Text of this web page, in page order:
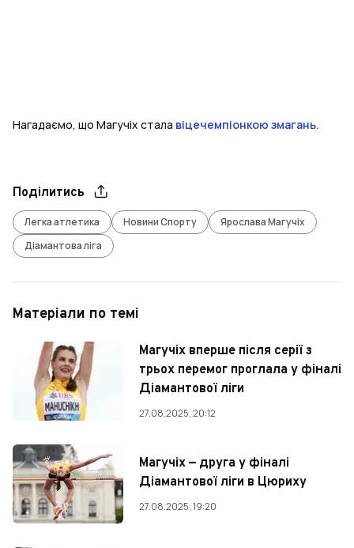
Нагадаємо, що Магучіх стала віцечемпіонкою змагань.
Поділитись
Легка атлетика Новини Спорту
Ярослава Магучіх
Діамантова ліга
Матеріали по темі
Магучіх вперше після серії з
трьох перемог проглала у фіналі
Діамантової ліги
27.08.2025, 20:12
Магучіх — друга у фіналі
Діамантової ліги в Цюриху
27.08.2025, 19:20